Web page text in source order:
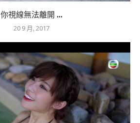
你視線無法離開 ...
20 9 月, 2017